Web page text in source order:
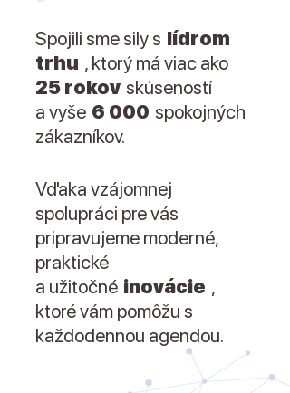
Spojili sme sily s lídrom
trhu , ktorý má viac ako
25 rokov skúseností
a vyše 6 000 spokojných
zákazníkov.
Vďaka vzájomnej
spolupráci pre vás
pripravujeme moderné,
praktické
a užitočné inovácie ,
ktoré vám pomôžu s
každodennou agendou.